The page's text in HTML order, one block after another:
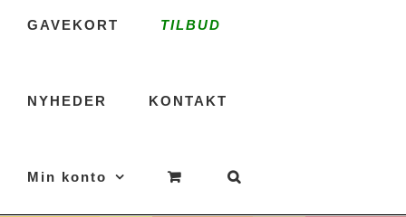
GAVEKORT TILBUD
NYHEDER KONTAKT
Min konto